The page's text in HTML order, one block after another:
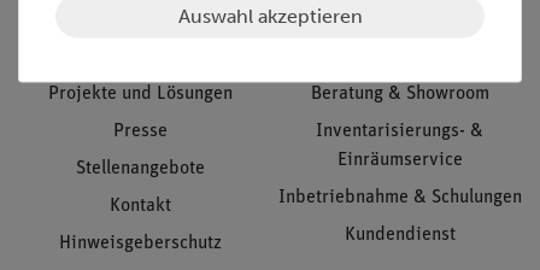
Projekte und Lösungen
Presse
Stellenangebote
Kontakt
Hinweisgeberschutz
Beratung & Showroom
Inventarisierungs- &
Einräumservice
Inbetriebnahme & Schulungen
Kundendienst
Auswahl akzeptieren